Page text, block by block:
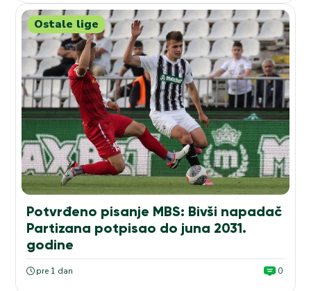
Ostale lige
Potvrđeno pisanje MBS: Bivši napadač
Partizana potpisao do juna 2031.
godine
pre 1 dan 0